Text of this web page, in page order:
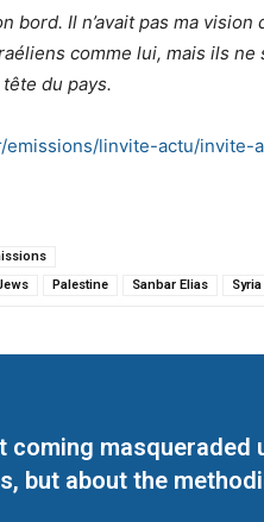
bord. Il n’avait pas ma
comme lui, mais ils
du pays.
emissions/linvite-actu/
Palestine Sanbar Elias Syria
coming masqueraded
but about the